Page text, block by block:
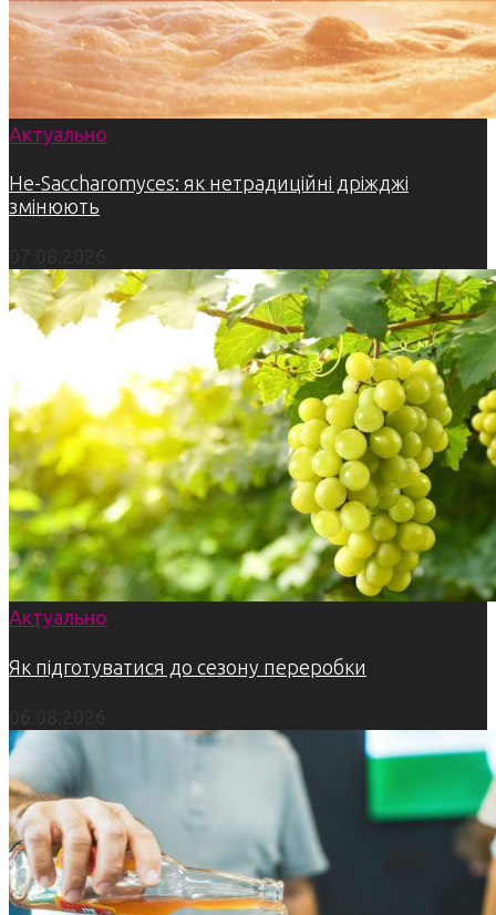
Актуально
Не-Saccharomyces: як нетрадиційні дріжджі
змінюють
Актуально
Як підготуватися до сезону переробки